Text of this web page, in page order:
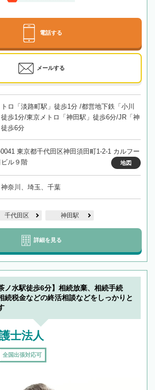
電話する
メールする
ロ「淡路町駅」徒歩1分 /都営地下鉄「小川
歩1分/東京メトロ「神田駅」徒歩6分/JR「神
歩6分
東京都千代田区神田須田町1-2-1 カルフー
ル９階
地図
奈川、埼玉、千葉
千代田区 神田駅
詳細を見る
ノ水駅徒歩6分】相続放棄、相続手続
続税金などの終活相談などをしっかりと
士法人
全国出張対応可